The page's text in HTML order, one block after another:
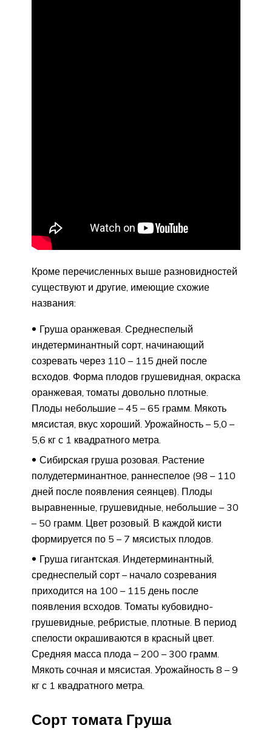
Кроме перечисленных выше разновидностей
существуют и другие, имеющие схожие
названия:
Груша оранжевая. Среднеспелый
индетерминантный сорт, начинающий
созревать через 110 – 115 дней после
всходов. Форма плодов грушевидная, окраска
оранжевая, томаты довольно плотные.
Плоды небольшие – 45 – 65 грамм. Мякоть
мясистая, вкус хороший. Урожайность – 5,0 –
5,6 кг с 1 квадратного метра.
Сибирская груша розовая. Растение
полудетерминантное, раннеспелое (98 – 110
дней после появления сеянцев). Плоды
выравненные, грушевидные, небольшие – 30
– 50 грамм. Цвет розовый. В каждой кисти
формируется по 5 – 7 мясистых плодов.
Груша гигантская. Индетерминантный,
среднеспелый сорт – начало созревания
приходится на 100 – 115 день после
появления всходов. Томаты кубовидно-
грушевидные, ребристые, плотные. В период
спелости окрашиваются в красный цвет.
Средняя масса плода – 200 – 300 грамм.
Мякоть сочная и мясистая. Урожайность 8 – 9
кг с 1 квадратного метра.
Сорт томата Груша